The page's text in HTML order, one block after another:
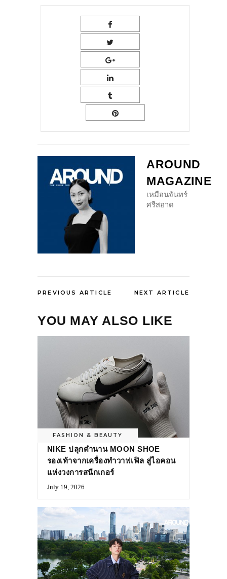
AROUND
MAGAZINE
เหมือนจันทร์
ศรีสอาด
PREVIOUS ARTICLE NEXT ARTICLE
YOU MAY ALSO LIKE
FASHION & BEAUTY
NIKE ปลุกตำนาน MOON SHOE
รองเท้าจากเครื่องทำวาฟเฟิล สู่ไอคอน
แห่งวงการสนีกเกอร์
July 19, 2026